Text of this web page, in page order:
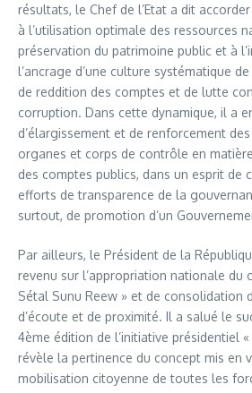
résultats, le Chef de l’Etat a dit
à l’utilisation optimale des ressources
préservation du patrimoine public et à
l’ancrage d’une culture systématique
de reddition des comptes et de lutte
corruption. Dans cette dynamique, il a
d’élargissement et de renforcement
organes et corps de contrôle en
des comptes publics, dans un esprit de
efforts de transparence de la
surtout, de promotion d’un
Par ailleurs, le Président de la
revenu sur l’appropriation nationale du
Sétal Sunu Reew » et de consolidation
d’écoute et de proximité. Il a salué le
4ème édition de l’initiative présidentiel
révèle la pertinence du concept mis en
mobilisation citoyenne de toutes les